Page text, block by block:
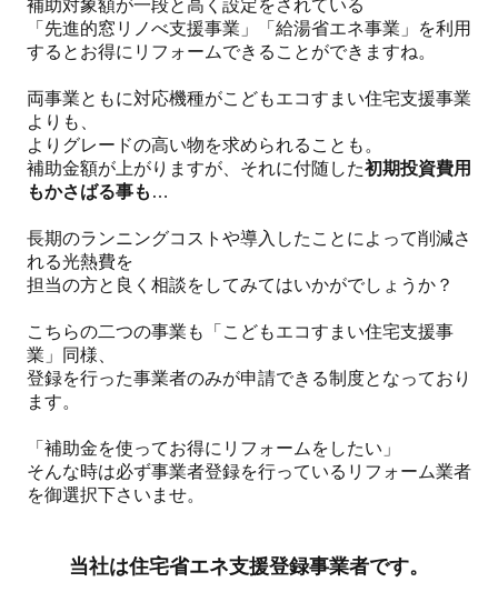
補助対象額が一段と高く設定をされている
「先進的窓リノべ支援事業」「給湯省エネ事業」を利用
するとお得にリフォームできることができますね。
両事業ともに対応機種がこどもエコすまい住宅支援事業
よりも、
よりグレードの高い物を求められることも。
補助金額が上がりますが、それに付随した初期投資費用
もかさばる事も …
長期のランニングコストや導入したことによって削減さ
れる光熱費を
担当の方と良く相談をしてみてはいかがでしょうか？
こちらの二つの事業も「こどもエコすまい住宅支援事
業」同様、
登録を行った事業者のみが申請できる制度となっており
ます。
「補助金を使ってお得にリフォームをしたい」
そんな時は必ず事業者登録を行っているリフォーム業者
を御選択下さいませ。
当社は住宅省エネ支援登録事業者です。